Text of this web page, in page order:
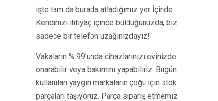
işte tam da burada atladığımız yer İçinde.
Kendinizi ihtiyaç içinde bulduğunuzda, biz
sadece bir telefon uzağınızdayız!
Vakaların % 99’unda cihazlarınızı evinizde
onarabilir veya bakımını yapabiliriz. Bugün
kullanılan yaygın markaların çoğu için stok
parçaları taşıyoruz. Parça sipariş etmemiz